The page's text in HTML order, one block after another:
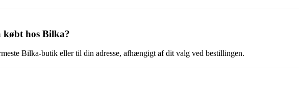
købt hos Bilka?
Bilka-butik eller til din adresse, afhængigt af dit valg ved bestillingen.